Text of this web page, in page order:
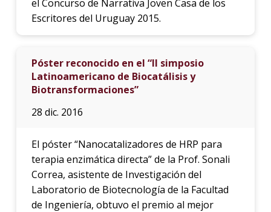
el Concurso de Narrativa Joven Casa de los
Escritores del Uruguay 2015.
Póster reconocido en el “II simposio
Latinoamericano de Biocatálisis y
Biotransformaciones”
28 dic. 2016
El póster “Nanocatalizadores de HRP para
terapia enzimática directa” de la Prof. Sonali
Correa, asistente de Investigación del
Laboratorio de Biotecnología de la Facultad
de Ingeniería, obtuvo el premio al mejor